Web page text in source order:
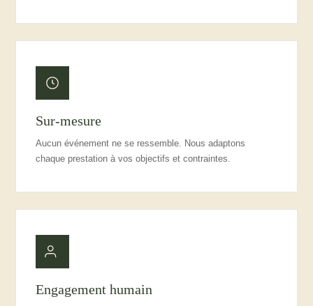
Sur-mesure
Aucun événement ne se ressemble. Nous adaptons
chaque prestation à vos objectifs et contraintes.
Engagement humain